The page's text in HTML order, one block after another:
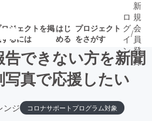
ジェクトを掲
るには
はじ
める
プロジェクト
をさがす
着プロ募集終了が近いプ
ロジェクト
もうすぐ公開
されます
ロ
グ
イ
ン
/
新
規
会
員
登
録
できない方を新聞
真で応援したい
ンジ コロナサポートプログラム対象